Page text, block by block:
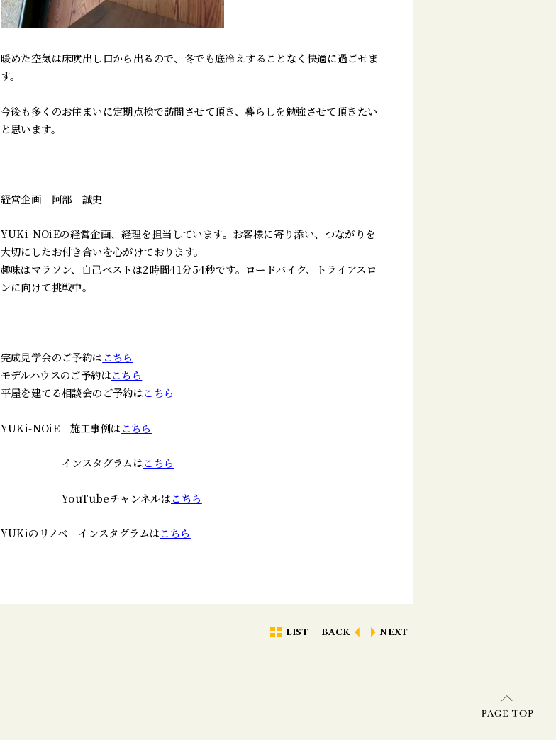
暖めた空気は床吹出し口から出るので、冬でも底冷えすることなく快適に過ごせま
す。
今後も多くのお住まいに定期点検で訪問させて頂き、暮らしを勉強させて頂きたい
と思います。
－－－－－－－－－－－－－－－－－－－－－－－－－－－－－
経営企画 阿部 誠史
YUKi-NOiEの経営企画、経理を担当しています。お客様に寄り添い、つながりを
大切にしたお付き合いを心がけております。
趣味はマラソン、自己ベストは2時間41分54秒です。ロードバイク、トライアスロ
ンに向けて挑戦中。
－－－－－－－－－－－－－－－－－－－－－－－－－－－－－
完成見学会のご予約は こちら
モデルハウスのご予約はこちら
平屋を建てる相談会のご予約はこちら
YUKi-NOiE 施工事例は こちら
インスタグラムはこちら
YouTubeチャンネルはこちら
YUKiのリノベ インスタグラムはこちら
LIST BACK NEXT